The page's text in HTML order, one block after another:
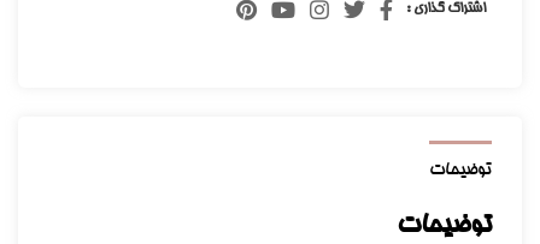
اشتراک گذاری :
توضیحات
توضیحات